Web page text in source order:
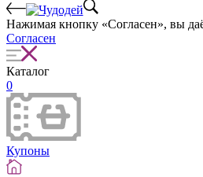
Нажимая кнопку «Согласен», вы
Согласен
Каталог
0
Купоны